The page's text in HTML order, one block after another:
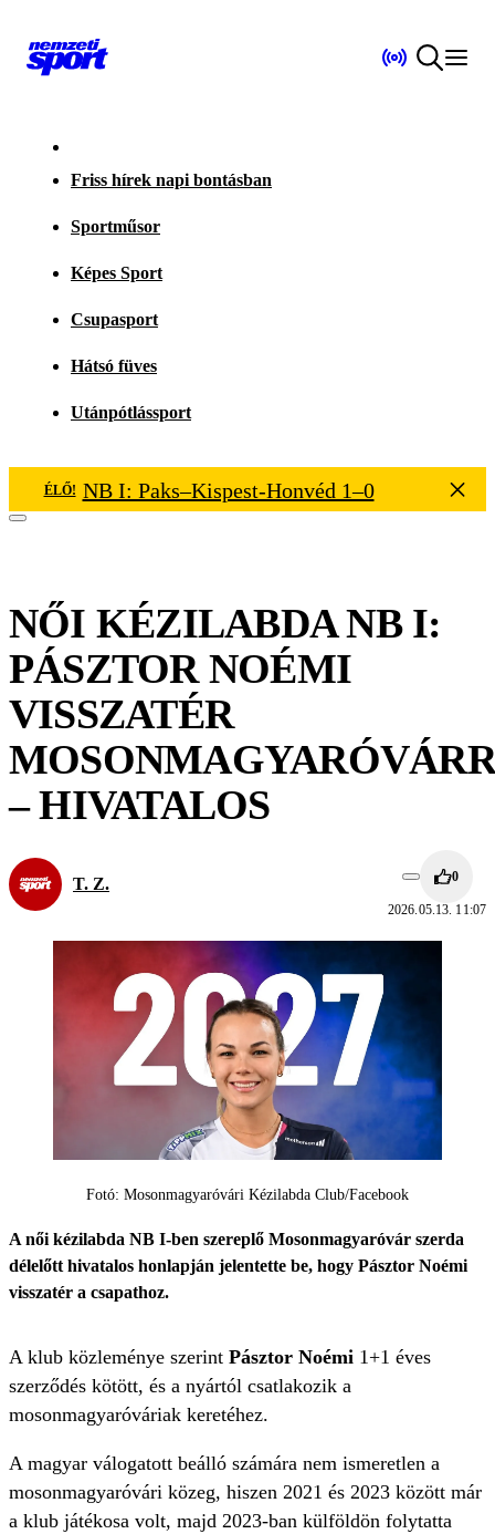
Friss hírek napi bontásban
Sportműsor
Képes Sport
Csupasport
Hátsó füves
Utánpótlássport
ÉLŐ! NB I: Paks–Kispest-Honvéd 1–0
NŐI KÉZILABDA NB I:
PÁSZTOR NOÉMI
VISSZATÉR
– HIVATALOS
T. Z. 0
2026.05.13. 11:07
Fotó: Mosonmagyaróvári Kézilabda Club/Facebook
A női kézilabda NB I-ben szereplő Mosonmagyaróvár szerda
délelőtt hivatalos honlapján jelentette be, hogy Pásztor Noémi
visszatér a csapathoz.
A klub közleménye szerint Pásztor Noémi 1+1 éves
szerződés kötött, és a nyártól csatlakozik a
mosonmagyaróváriak keretéhez.
A magyar válogatott beálló számára nem ismeretlen a
mosonmagyaróvári közeg, hiszen 2021 és 2023 között már
a klub játékosa volt, majd 2023-ban külföldön folytatta